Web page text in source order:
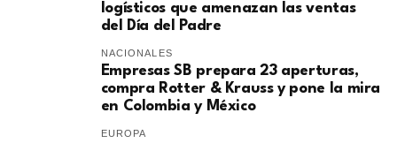
logísticos que amenazan las ventas
del Día del Padre
NACIONALES
Empresas SB prepara 23 aperturas,
compra Rotter & Krauss y pone la mira
en Colombia y México
EUROPA